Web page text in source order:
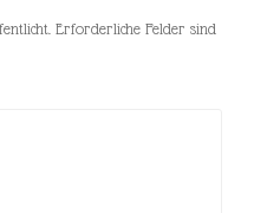
Erforderliche Felder sind